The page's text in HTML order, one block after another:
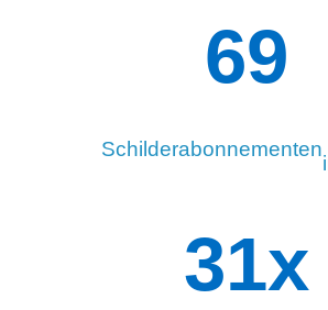
Schilderabonnementen
96
34x